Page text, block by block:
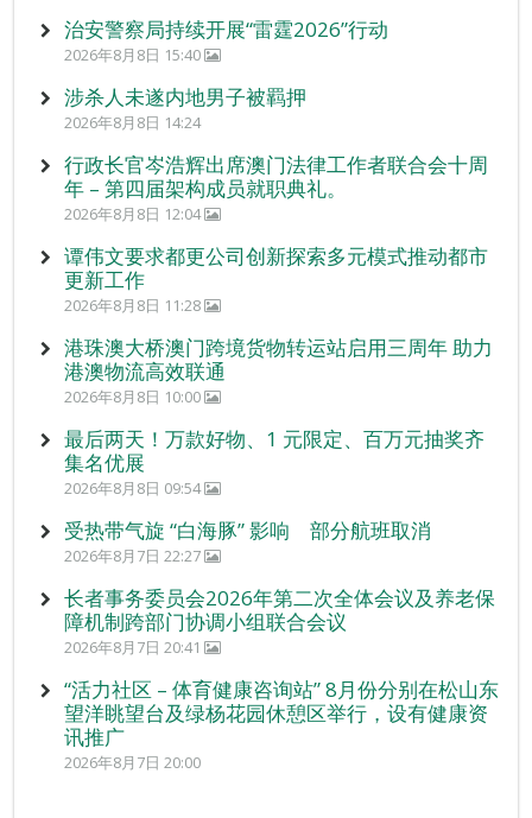
治安警察局持续开展“雷霆2026”行动
2026年8月8日 15:40
涉杀人未遂内地男子被羁押
2026年8月8日 14:24
行政长官岑浩辉出席澳门法律工作者联合会十周
年 – 第四届架构成员就职典礼。
2026年8月8日 12:04
谭伟文要求都更公司创新探索多元模式推动都市
更新工作
2026年8月8日 11:28
港珠澳大桥澳门跨境货物转运站启用三周年 助力
港澳物流高效联通
2026年8月8日 10:00
最后两天！万款好物、1 元限定、百万元抽奖齐
集名优展
2026年8月8日 09:54
受热带气旋 “白海豚” 影响 部分航班取消
2026年8月7日 22:27
长者事务委员会2026年第二次全体会议及养老保
障机制跨部门协调小组联合会议
2026年8月7日 20:41
“活力社区 – 体育健康咨询站” 8月份分别在松山东
望洋眺望台及绿杨花园休憩区举行，设有健康资
讯推广
2026年8月7日 20:00